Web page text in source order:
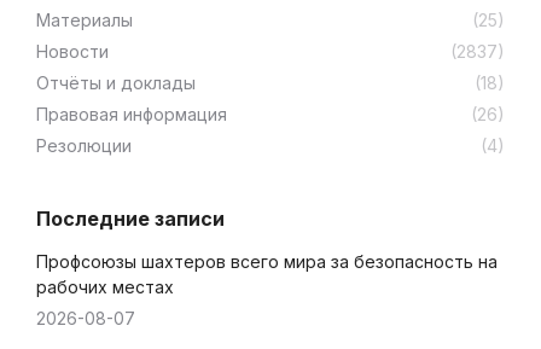
Материалы
(25)
Новости
(2837)
Отчёты и доклады
(18)
Правовая информация
(26)
Резолюции
(4)
Последние записи
Профсоюзы шахтеров всего мира за безопасность на
рабочих местах
2026-08-07